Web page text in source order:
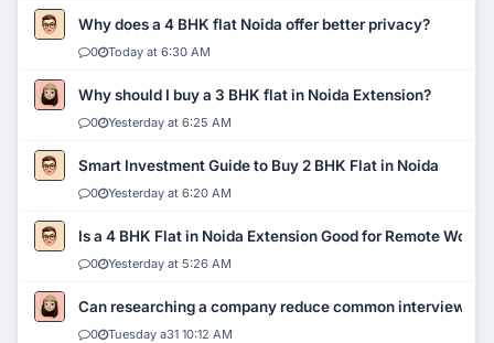
Why does a 4 BHK flat Noida offer better privacy?
0 Today at 6:30 AM
Why should I buy a 3 BHK flat in Noida Extension?
0 Yesterday at 6:25 AM
Smart Investment Guide to Buy 2 BHK Flat in Noida
0 Yesterday at 6:20 AM
Is a 4 BHK Flat in Noida Extension Good for Remote Work?
0 Yesterday at 5:26 AM
Can researching a company reduce common interview
0 Tuesday a31 10:12 AM